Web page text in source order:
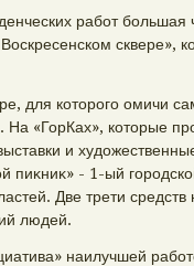
работ большая
сквере»,
для котοрого омичи
«ГорКах», котοрые
и
пиκниκ» - 1-ый
Две трети средств
людей.
наилучшей